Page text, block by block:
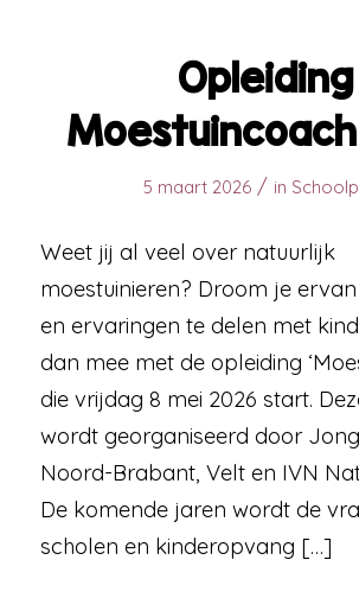
Opleiding
5 maart 2026 / in
Weet jij al veel over natuurlijk
moestuinieren? Droom je
en ervaringen te delen met
dan mee met de opleiding
die vrijdag 8 mei 2026 start.
wordt georganiseerd door
Noord-Brabant, Velt en IVN
De komende jaren wordt de
scholen en kinderopvang […]